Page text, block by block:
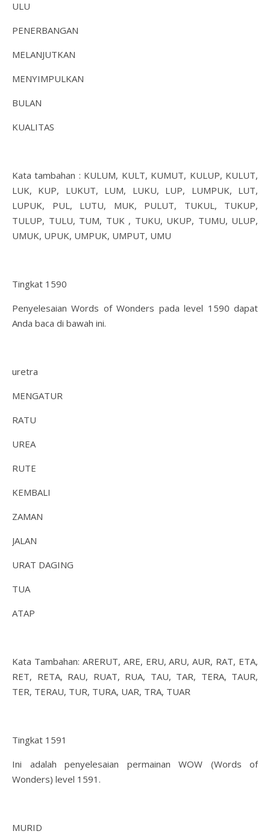
ULU
PENERBANGAN
MELANJUTKAN
MENYIMPULKAN
BULAN
KUALITAS
Kata tambahan : KULUM, KULT, KUMUT, KULUP, KULUT,
LUK, KUP, LUKUT, LUM, LUKU, LUP, LUMPUK, LUT,
LUPUK, PUL, LUTU, MUK, PULUT, TUKUL, TUKUP,
TULUP, TULU, TUM, TUK , TUKU, UKUP, TUMU, ULUP,
UMUK, UPUK, UMPUK, UMPUT, UMU
Tingkat 1590
Penyelesaian Words of Wonders pada level 1590 dapat
Anda baca di bawah ini.
uretra
MENGATUR
RATU
UREA
RUTE
KEMBALI
ZAMAN
JALAN
URAT DAGING
TUA
ATAP
Kata Tambahan: ARERUT, ARE, ERU, ARU, AUR, RAT, ETA,
RET, RETA, RAU, RUAT, RUA, TAU, TAR, TERA, TAUR,
TER, TERAU, TUR, TURA, UAR, TRA, TUAR
Tingkat 1591
Ini adalah penyelesaian permainan WOW (Words of
Wonders) level 1591.
MURID